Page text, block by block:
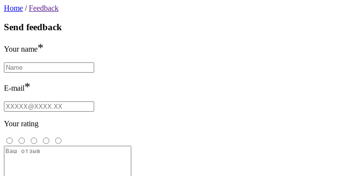
Home /Feedback
Send feedback
Your name*
E-mail*
Your rating